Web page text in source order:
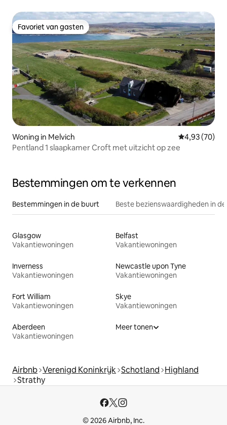
Favoriet van gasten
Favoriet van gasten
Woning in Melvich Gemiddelde
4,93 (70)
Pentland 1 slaapkamer Croft met uitzicht op zee
Bestemmingen om te verkennen
Bestemmingen in de buurt Beste bezienswaardigheden in
Glasgow
Vakantiewoningen
Belfast
Vakantiewoningen
Inverness
Vakantiewoningen
Newcastle upon Tyne
Vakantiewoningen
Fort William
Vakantiewoningen
Skye
Vakantiewoningen
Aberdeen
Vakantiewoningen
Meer tonen
Airbnb Verenigd Koninkrijk Schotland Highland
Strathy
© 2026 Airbnb, Inc.